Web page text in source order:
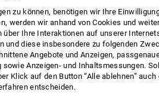
zu können, benötigen wir Ihre
werden wir anhand von Cookies und
Ihre Interaktionen auf unserer
und diese insbesondere zu folgenden
Angebote und Anzeigen,
Anzeigen- und Inhaltsmessungen.
Klick auf den Button “Alle ablehnen” auch
entscheiden.